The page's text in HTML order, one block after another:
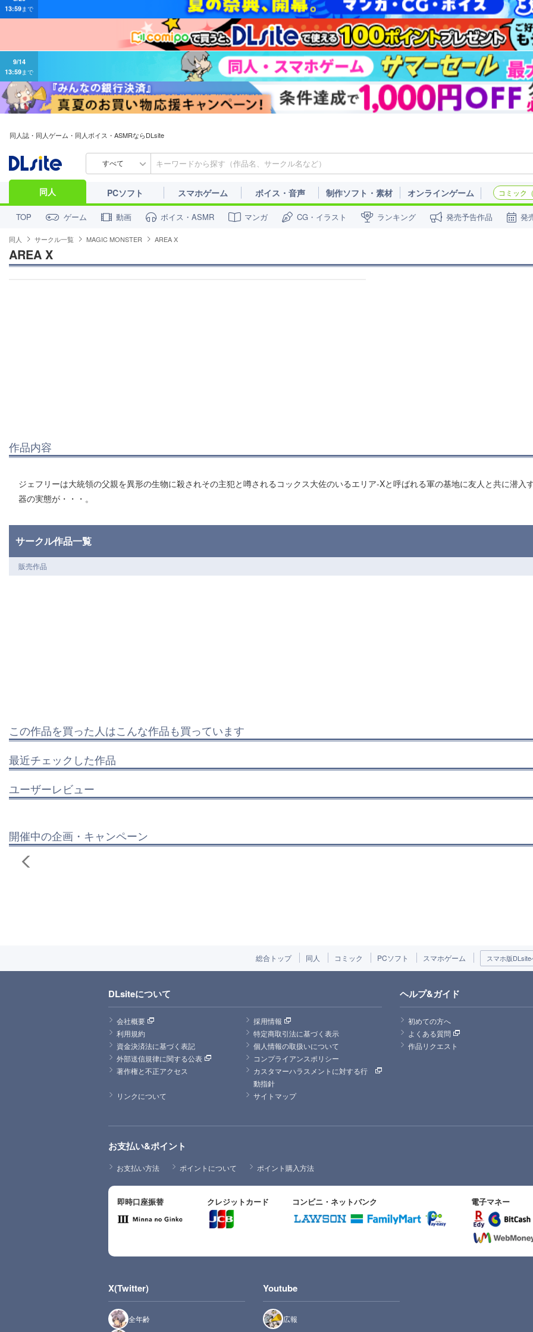
13:59
同人誌・同人ゲーム・同人ボイス・ASMRならDLsite
すべて
同人 PCソフト スマホゲーム ボイス・音声 制作ソフト・素材 オンラインゲーム コミック
TOP ゲーム 動画 ボイス・ASMR マンガ CG・イラスト ランキング 発売予告作品 発
同人 サークル一覧 MAGIC MONSTER AREA X
AREA X
作品内容
ジェフリーは大統領の父親を異形の生物に殺されその主犯と噂されるコックス大佐のいるエリア-Xと呼ばれる軍の基地に友人と共に潜入
器の実態が・・・。
サークル作品一覧
販売作品
この作品を買った人はこんな作品も買っています
最近チェックした作品
ユーザーレビュー
開催中の企画・キャンペーン
総合トップ 同人 コミック PCソフト スマホゲーム スマホ版DLsite
DLsiteについて
会社概要
採用情報
利用規約
特定商取引法に基づく表示
資金決済法に基づく表記
個人情報の取扱いについて
外部送信規律に関する公表
コンプライアンスポリシー
著作権と不正アクセス
カスタマーハラスメントに対する行
動指針
リンクについて
サイトマップ
ヘルプ&ガイド
初めての方へ
よくある質問
作品リクエスト
お支払い&ポイント
お支払い方法 ポイントについて ポイント購入方法
即時口座振替 クレジットカード コンビニ・ネットバンク 電子マネー
X(Twitter)
全年齢
Youtube
広報